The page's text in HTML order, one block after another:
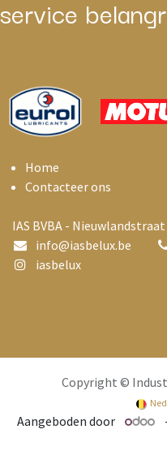
service
Home
Contacteer ons
IAS BVBA -
info@iasbelux.be
iasbelux
Copyright ©
Aangeboden door